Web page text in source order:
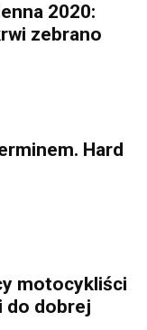
2020:
zebrano
Hard
motocykliści
do dobrej